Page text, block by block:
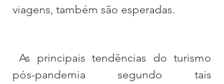
viagens, também são esperadas.
As principais tendências do turismo
pós-pandemia segundo tais